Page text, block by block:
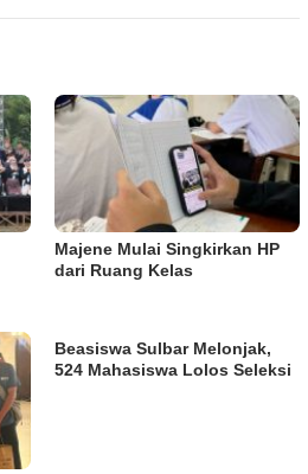
Majene Mulai Singkirkan HP
dari Ruang Kelas
Beasiswa Sulbar Melonjak,
524 Mahasiswa Lolos Seleksi